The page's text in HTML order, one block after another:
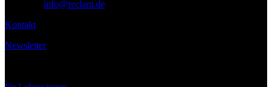
info@reclam.de
Kontakt
Newsletter